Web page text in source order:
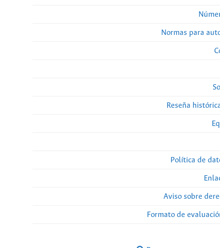
Normas para
Reseña
Política de
Aviso sobre
Formato de